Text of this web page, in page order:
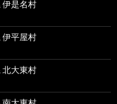
伊是名村
伊平屋村
北大東村